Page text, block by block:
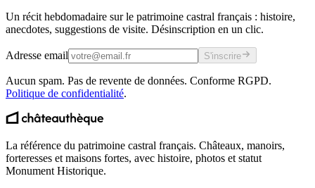
Un récit hebdomadaire sur le patrimoine castral français : histoire,
anecdotes, suggestions de visite. Désinscription en un clic.
Adresse email S'inscrire
Aucun spam. Pas de revente de données. Conforme RGPD.
Politique de confidentialité.
La référence du patrimoine castral français. Châteaux, manoirs,
forteresses et maisons fortes, avec histoire, photos et statut
Monument Historique.